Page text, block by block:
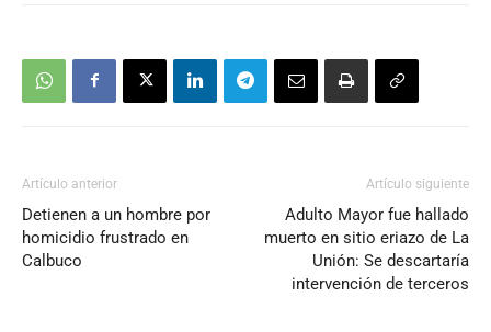
Artículo anterior
Detienen a un hombre por
homicidio frustrado en
Calbuco
Artículo siguiente
Adulto Mayor fue hallado
muerto en sitio eriazo de La
Unión: Se descartaría
intervención de terceros